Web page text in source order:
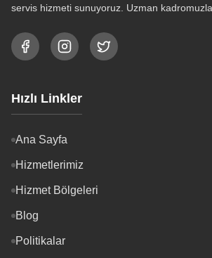
servis hizmeti sunuyoruz. Uzman kadromuzla
Hızlı Linkler
Ana Sayfa
Hizmetlerimiz
Hizmet Bölgeleri
Blog
Politikalar